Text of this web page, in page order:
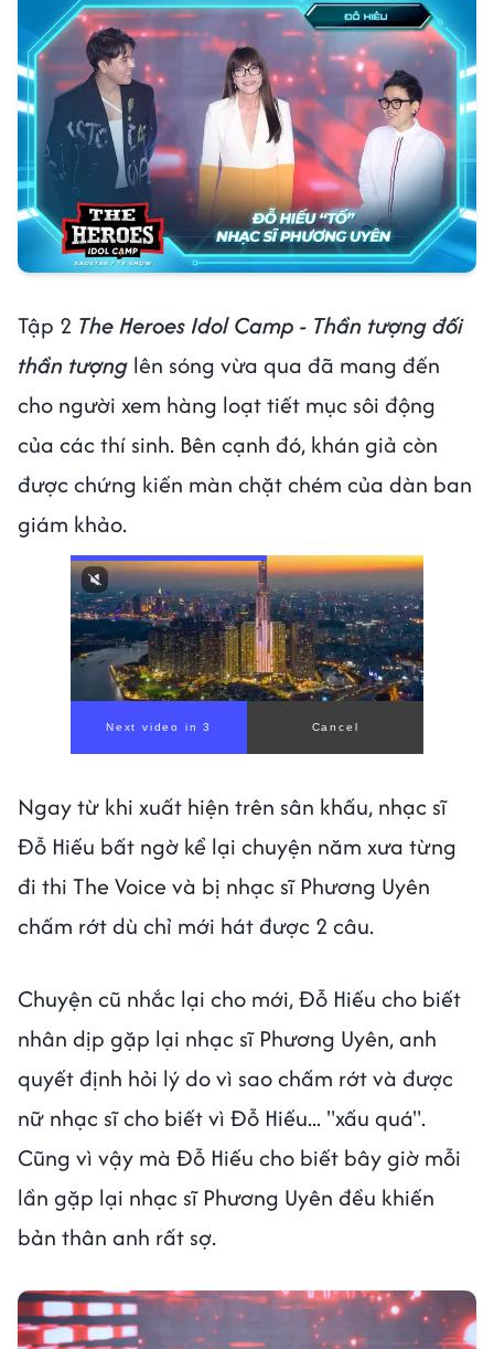
Tập 2 The Heroes Idol Camp - Thần tượng đối
thần tượng lên sóng vừa qua đã mang đến
cho người xem hàng loạt tiết mục sôi động
của các thí sinh. Bên cạnh đó, khán giả còn
được chứng kiến màn chặt chém của dàn ban
giám khảo.
00:00/ 01:05
Ngay từ khi xuất hiện trên sân khấu, nhạc sĩ
Đỗ Hiếu bất ngờ kể lại chuyện năm xưa từng
đi thi The Voice và bị nhạc sĩ Phương Uyên
chấm rớt dù chỉ mới hát được 2 câu.
Chuyện cũ nhắc lại cho mới, Đỗ Hiếu cho biết
nhân dịp gặp lại nhạc sĩ Phương Uyên, anh
quyết định hỏi lý do vì sao chấm rớt và được
nữ nhạc sĩ cho biết vì Đỗ Hiếu... "xấu quá".
Cũng vì vậy mà Đỗ Hiếu cho biết bây giờ mỗi
lần gặp lại nhạc sĩ Phương Uyên đều khiến
bản thân anh rất sợ.